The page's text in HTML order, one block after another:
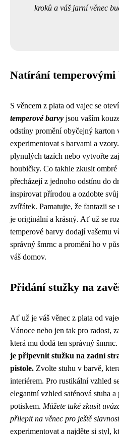
kroků a váš jarní věnec
Natírání temperovými
S věncem z plata od vajec se
temperové barvy jsou vaším
odstíny promění obyčejný karton
experimentovat s barvami a
plynulých tazích nebo vytvořte
houbičky. Co takhle zkusit
přecházejí z jednoho odstínu do
inspirovat přírodou a ozdobte
zvířátek. Pamatujte, že fantazii
je originální a krásný. Ať už se
temperové barvy dodají vašemu
správný šmrnc a promění ho v
váš domov.
Přidání stužky na
Ať už je váš věnec z plata od
Vánoce nebo jen tak pro radost,
která mu dodá ten správný šmrnc.
je připevnit stužku na zadní
pistole. Zvolte stuhu v barvě,
interiérem. Pro rustikální vzhled
elegantní vzhled saténová stuha
potiskem. Můžete také zkusit
přilepit na věnec pro ještě
experimentovat a najděte si styl,